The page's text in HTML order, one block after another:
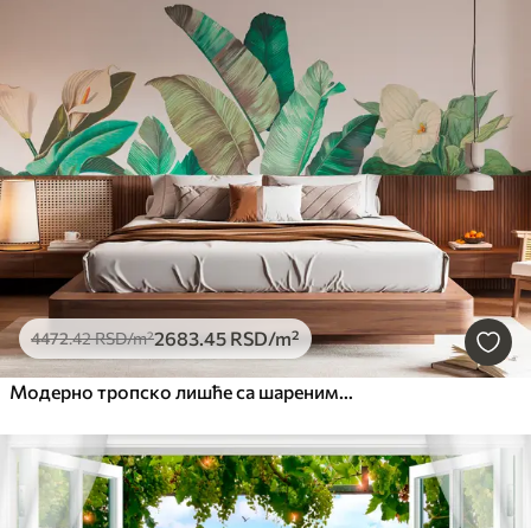
4472.42RSD/m²2683.45 RSD/m²
Модерно тропско лишће са шареним цвећем